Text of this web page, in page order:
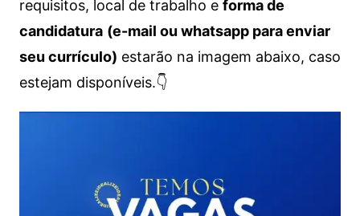
requisitos, local de trabalho e forma de
candidatura (e-mail ou whatsapp para enviar
seu currículo) estarão na imagem abaixo, caso
estejam disponíveis.👇